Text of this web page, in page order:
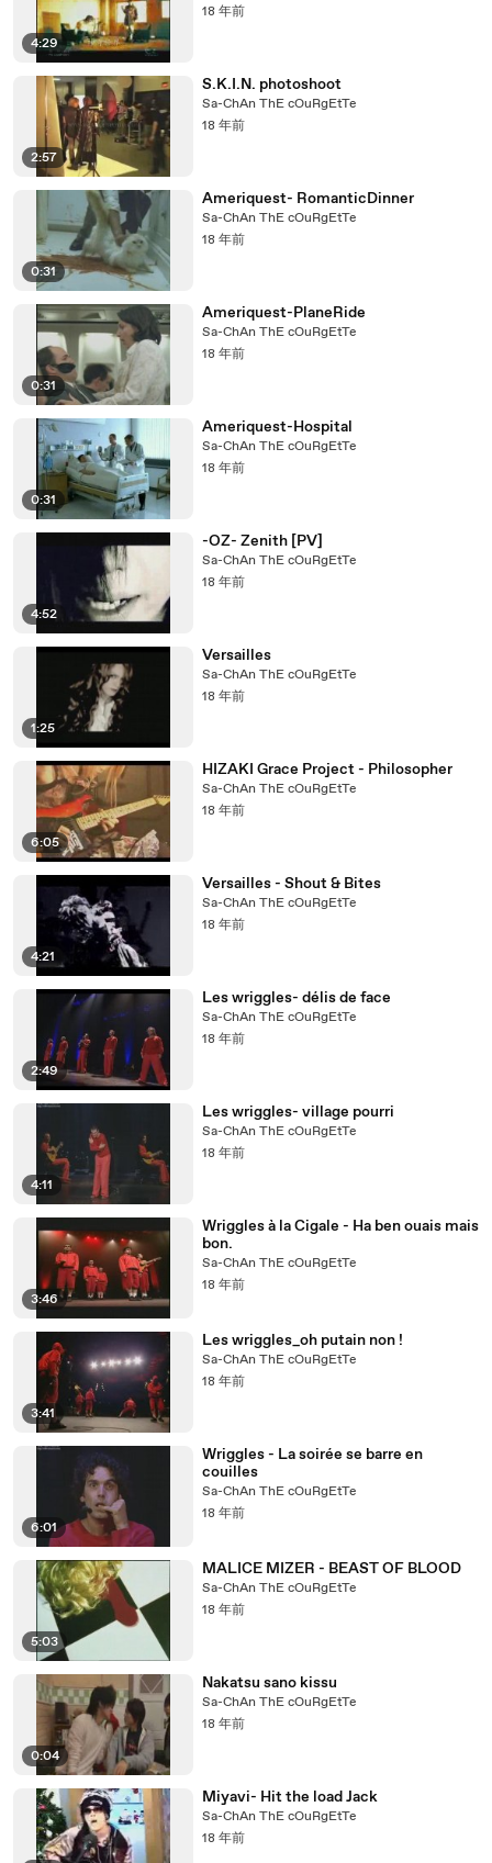
4:29
18 年前
2:57
S.K.I.N. photoshoot
Sa-ChAn ThE cOuRgEtTe
18 年前
0:31
Ameriquest- RomanticDinner
Sa-ChAn ThE cOuRgEtTe
18 年前
0:31
Ameriquest-PlaneRide
Sa-ChAn ThE cOuRgEtTe
18 年前
0:31
Ameriquest-Hospital
Sa-ChAn ThE cOuRgEtTe
18 年前
4:52
-OZ- Zenith [PV]
Sa-ChAn ThE cOuRgEtTe
18 年前
1:25
Versailles
Sa-ChAn ThE cOuRgEtTe
18 年前
6:05
HIZAKI Grace Project - Philosopher
Sa-ChAn ThE cOuRgEtTe
18 年前
4:21
Versailles - Shout & Bites
Sa-ChAn ThE cOuRgEtTe
18 年前
2:49
Les wriggles- délis de face
Sa-ChAn ThE cOuRgEtTe
18 年前
4:11
Les wriggles- village pourri
Sa-ChAn ThE cOuRgEtTe
18 年前
3:46
Wriggles à la Cigale - Ha ben ouais mais
bon.
Sa-ChAn ThE cOuRgEtTe
18 年前
3:41
Les wriggles_oh putain non !
Sa-ChAn ThE cOuRgEtTe
18 年前
6:01
Wriggles - La soirée se barre en
couilles
Sa-ChAn ThE cOuRgEtTe
18 年前
5:03
MALICE MIZER - BEAST OF BLOOD
Sa-ChAn ThE cOuRgEtTe
18 年前
0:04
Nakatsu sano kissu
Sa-ChAn ThE cOuRgEtTe
18 年前
Miyavi- Hit the load Jack
Sa-ChAn ThE cOuRgEtTe
18 年前